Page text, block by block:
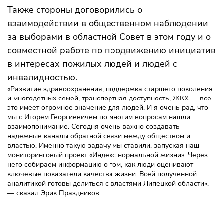
Также стороны договорились о
взаимодействии в общественном наблюдении
за выборами в областной Совет в этом году и о
совместной работе по продвижению инициатив
в интересах пожилых людей и людей с
инвалидностью.
«Развитие здравоохранения, поддержка старшего поколения
и многодетных семей, транспортная доступность, ЖКХ — всё
это имеет огромное значение для людей. И я очень рад, что
мы с Игорем Георгиевичем по многим вопросам нашли
взаимопонимание. Сегодня очень важно создавать
надежные каналы обратной связи между обществом и
властью. Именно такую задачу мы ставили, запуская наш
мониторинговый проект «Индекс нормальной жизни». Через
него собираем информацию о том, как люди оценивают
ключевые показатели качества жизни. Всей полученной
аналитикой готовы делиться с властями Липецкой области»,
— сказал Эрик Праздников.